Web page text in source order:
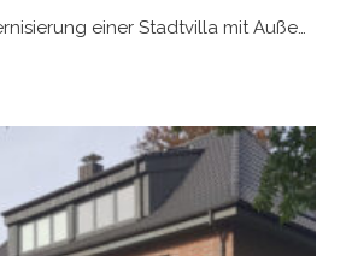
Umbau und Modernisierung einer Stadtvilla mit Außenanlage, Hamburg-Winterhude